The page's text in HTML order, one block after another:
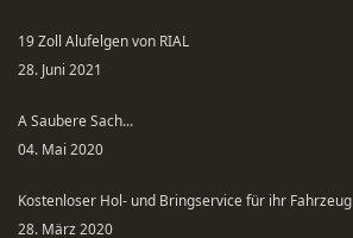
19 Zoll Alufelgen von RIAL
28. Juni 2021
A Saubere Sach...
04. Mai 2020
Kostenloser Hol- und Bringservice für ihr Fahrzeug
28. März 2020